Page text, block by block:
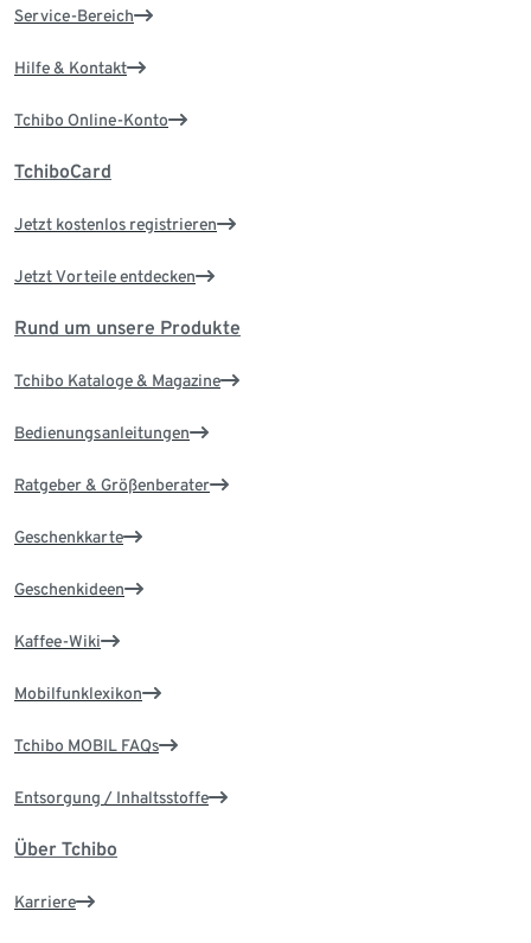
Service-Bereich
Hilfe & Kontakt
Tchibo Online-Konto
TchiboCard
Jetzt kostenlos registrieren
Jetzt Vorteile entdecken
Rund um unsere Produkte
Tchibo Kataloge & Magazine
Bedienungsanleitungen
Ratgeber & Größenberater
Geschenkkarte
Geschenkideen
Kaffee-Wiki
Mobilfunklexikon
Tchibo MOBIL FAQs
Entsorgung / Inhaltsstoffe
Über Tchibo
Karriere